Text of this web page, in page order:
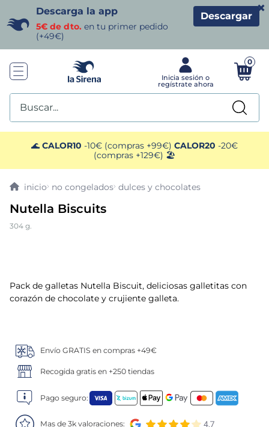
Descarga la app
5€ de dto. en tu primer pedido
(+49€)
Descargar
×
0
Buscar...
🌊 CALOR10 -10€ (compras +99€) CALOR20 -20€
(compras +129€) 🏖️
no congelados dulces y chocolates
Nutella Biscuits
304 g.
Pack de galletas Nutella Biscuit, deliciosas galletitas con
corazón de chocolate y crujiente galleta.
Envío GRATIS en compras +49€
Recogida gratis en +250 tiendas
Pago seguro:
Mas de 3k valoraciones:
TÉRMINOS MÁS BUSCADOS
1. helados sirena
3. patatas
5. verduras
7. canelones
. gambon
listísimos